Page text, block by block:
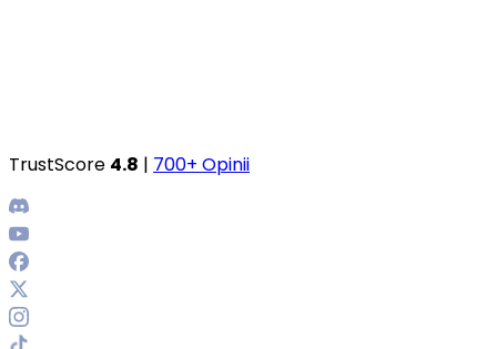
TrustScore 4.8 | 700+ Opinii